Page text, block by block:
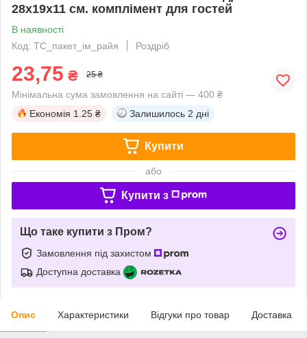
28х19х11 см. комплімент для гостей
В наявності
Код: ТС_пакет_ім_райя
Роздріб
23,75 ₴ 25 ₴
Мінімальна сума замовлення на сайті — 400 ₴
Економія 1.25 ₴ Залишилось 2 дні
Купити
або
Купити з
Що таке купити з Пром?
Замовлення під захистом
Доступна доставка
Опис Характеристики Відгуки про товар Доставка